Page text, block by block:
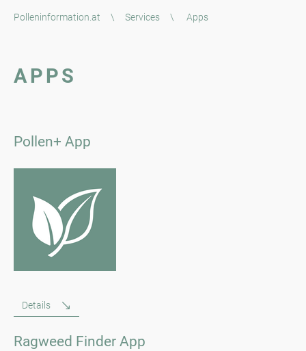
Polleninformation.at \ Services \ Apps
APPS
Pollen+ App
Details
Ragweed Finder App